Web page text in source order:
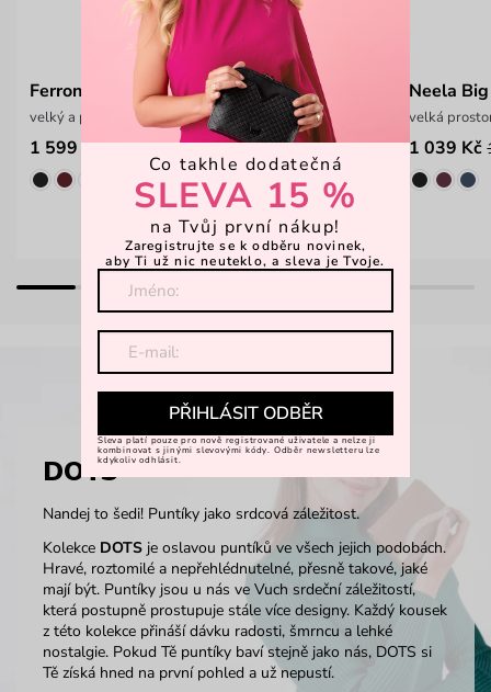
Ferron Chic Beige
velký a prostorný batoh
1 599 Kč
Neela
velká
1 039 Kč
DOTS
Nandej to šedi! Puntíky jako srdcová záležitost.
Kolekce DOTS je oslavou puntíků ve všech jejich podobách.
Hravé, roztomilé a nepřehlédnutelné, přesně takové, jaké
mají být. Puntíky jsou u nás ve Vuch srdeční záležitostí,
která postupně prostupuje stále více designy. Každý kousek
z této kolekce přináší dávku radosti, šmrncu a lehké
nostalgie. Pokud Tě puntíky baví stejně jako nás, DOTS si
Tě získá hned na první pohled a už nepustí.
Co takhle dodatečná
SLEVA 15 %
na Tvůj první nákup!
Zaregistrujte se k odběru novinek,
aby Ti už nic neuteklo, a sleva je Tvoje.
PŘIHLÁSIT ODBĚR
Sleva platí pouze pro nově registrované uživatele a nelze ji
kombinovat s jinými slevovými kódy. Odběr newsletteru lze
kdykoliv odhlásit.